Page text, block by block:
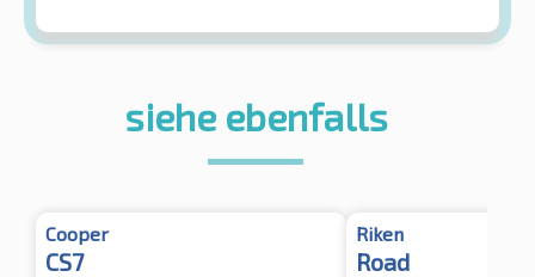
siehe ebenfalls
Cooper
CS7
Riken
Road